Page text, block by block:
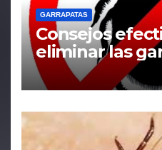
GARRAPATAS
Consejos
eliminar las
hogar